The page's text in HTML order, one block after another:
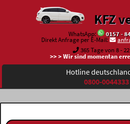
KFZ
WhatsApp:
0157 -
Direkt Anfrage per E-Mail:
365 Tage von 8 -
>> > Wir sind momentan
Hotline
0800-0044333